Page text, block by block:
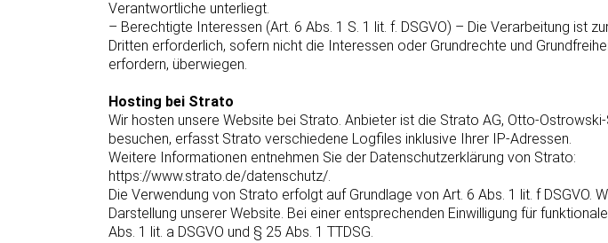
Verantwortliche unterliegt.
– Berechtigte Interessen (Art. 6 Abs. 1 S. 1 lit. f. DSGVO) – Die Verarbeitung ist
Dritten erforderlich, sofern nicht die Interessen oder Grundrechte und
erfordern, überwiegen.
Hosting bei Strato
Wir hosten unsere Website bei Strato. Anbieter ist die Strato AG, Otto-
besuchen, erfasst Strato verschiedene Logfiles inklusive Ihrer IP-Adressen.
Weitere Informationen entnehmen Sie der Datenschutzerklärung von Strato:
https://www.strato.de/datenschutz/.
Die Verwendung von Strato erfolgt auf Grundlage von Art. 6 Abs. 1 lit. f
Darstellung unserer Website. Bei einer entsprechenden Einwilligung für
Abs. 1 lit. a DSGVO und § 25 Abs. 1 TTDSG.